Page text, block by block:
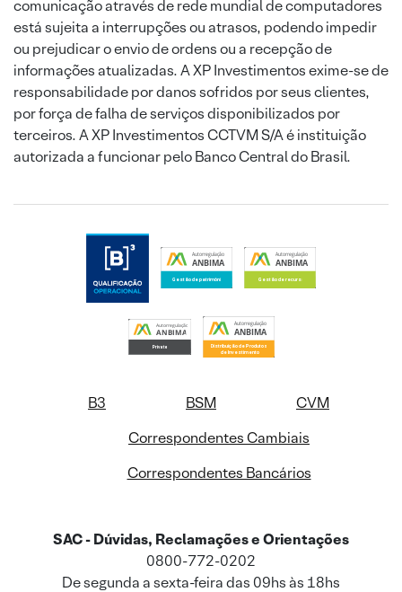
comunicação através de rede mundial de computadores
está sujeita a interrupções ou atrasos, podendo impedir
ou prejudicar o envio de ordens ou a recepção de
informações atualizadas. A XP Investimentos exime-se de
responsabilidade por danos sofridos por seus clientes,
por força de falha de serviços disponibilizados por
terceiros. A XP Investimentos CCTVM S/A é instituição
autorizada a funcionar pelo Banco Central do Brasil.
B3 BSM
CVM
Correspondentes Cambiais
Correspondentes Bancários
SAC - Dúvidas, Reclamações e Orientações
0800-772-0202
De segunda a sexta-feira das 09hs às 18hs